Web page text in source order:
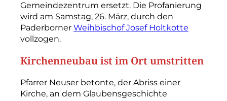
Gemeindezentrum ersetzt. Die Profanierung
wird am Samstag, 26. März, durch den
Paderborner Weihbischof Josef Holtkotte
vollzogen.
Kirchenneubau ist im Ort umstritten
Pfarrer Neuser betonte, der Abriss einer
Kirche, an dem Glaubensgeschichte